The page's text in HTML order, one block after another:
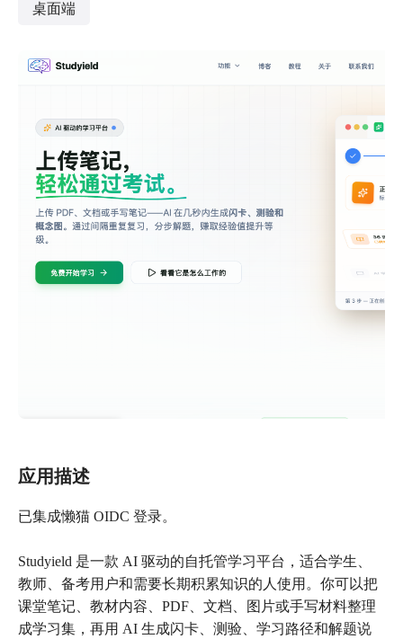
桌面端
应用描述
已集成懒猫 OIDC 登录。
Studyield 是一款 AI 驱动的自托管学习平台，适合学生、
教师、备考用户和需要长期积累知识的人使用。你可以把
课堂笔记、教材内容、PDF、文档、图片或手写材料整理
成学习集，再用 AI 生成闪卡、测验、学习路径和解题说